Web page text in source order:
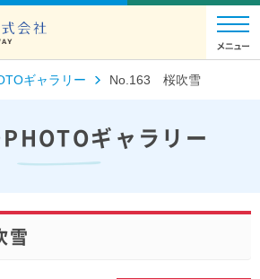
ギャラリー No.163 桜吹雪
ギャラリー